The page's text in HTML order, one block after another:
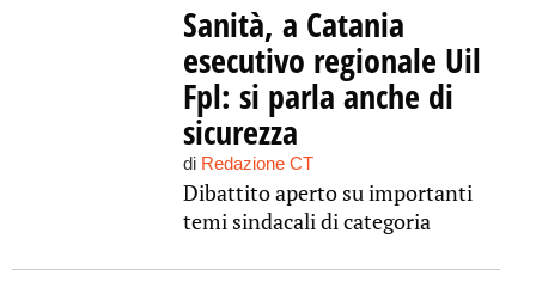
Sanità, a Catania
esecutivo regionale Uil
Fpl: si parla anche di
sicurezza
di Redazione CT
Dibattito aperto su importanti
temi sindacali di categoria